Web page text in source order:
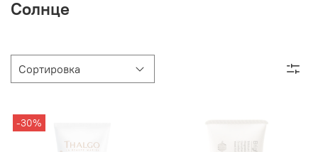
Солнце
-30%